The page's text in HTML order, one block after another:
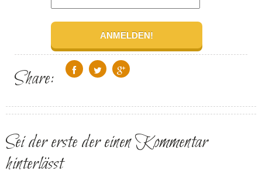
Share:
Sei der erste der einen Kommentar
hinterlässt